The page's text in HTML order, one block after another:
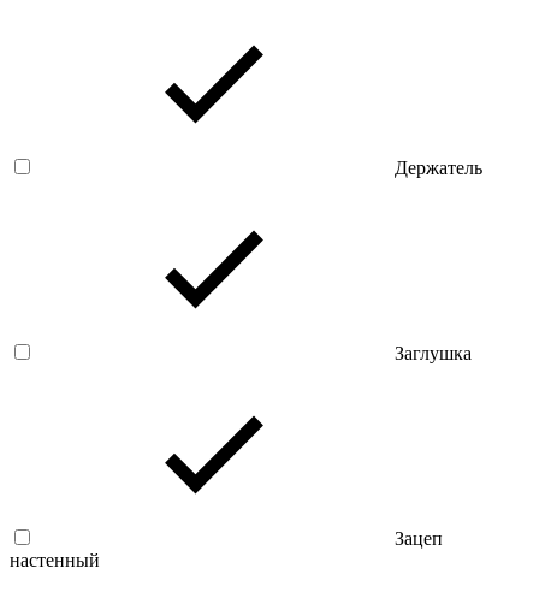
Держатель
Заглушка
Зацеп
настенный